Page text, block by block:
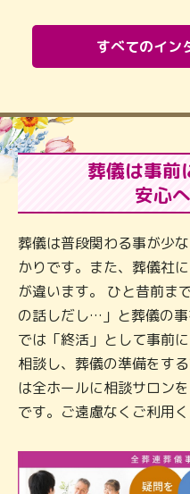
すべてのイン
葬儀は事前
安心
葬儀は普段関わる事が少
かりです。また、葬儀社
が違います。 ひと昔前ま
の話しだし…」と葬儀の
では「終活」として事前
相談し、葬儀の準備をす
は全ホールに相談サロン
です。ご遠慮なくご利用く